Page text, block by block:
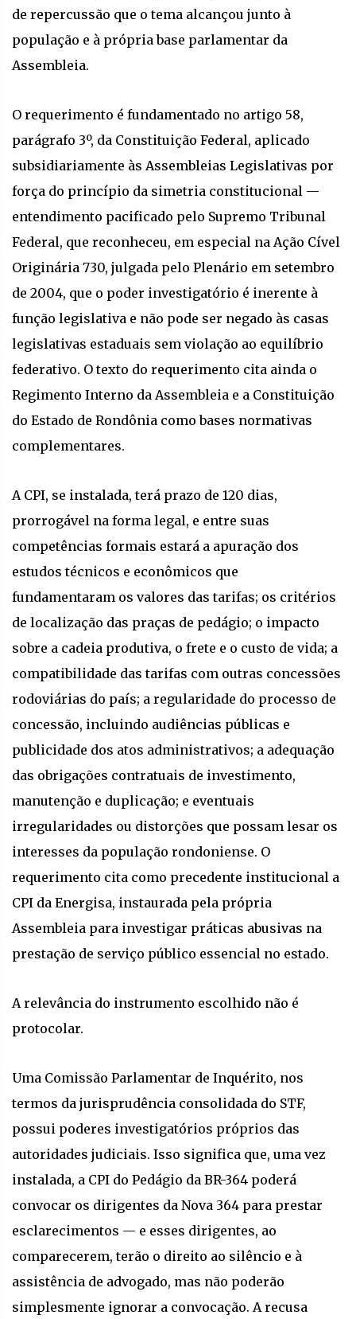
de repercussão que o tema alcançou junto à
população e à própria base parlamentar da
Assembleia.
O requerimento é fundamentado no artigo 58,
parágrafo 3º, da Constituição Federal, aplicado
subsidiariamente às Assembleias Legislativas por
força do princípio da simetria constitucional —
entendimento pacificado pelo Supremo Tribunal
Federal, que reconheceu, em especial na Ação Cível
Originária 730, julgada pelo Plenário em setembro
de 2004, que o poder investigatório é inerente à
função legislativa e não pode ser negado às casas
legislativas estaduais sem violação ao equilíbrio
federativo. O texto do requerimento cita ainda o
Regimento Interno da Assembleia e a Constituição
do Estado de Rondônia como bases normativas
complementares.
A CPI, se instalada, terá prazo de 120 dias,
prorrogável na forma legal, e entre suas
competências formais estará a apuração dos
estudos técnicos e econômicos que
fundamentaram os valores das tarifas; os critérios
de localização das praças de pedágio; o impacto
sobre a cadeia produtiva, o frete e o custo de vida; a
compatibilidade das tarifas com outras concessões
rodoviárias do país; a regularidade do processo de
concessão, incluindo audiências públicas e
publicidade dos atos administrativos; a adequação
das obrigações contratuais de investimento,
manutenção e duplicação; e eventuais
irregularidades ou distorções que possam lesar os
interesses da população rondoniense. O
requerimento cita como precedente institucional a
CPI da Energisa, instaurada pela própria
Assembleia para investigar práticas abusivas na
prestação de serviço público essencial no estado.
A relevância do instrumento escolhido não é
protocolar.
Uma Comissão Parlamentar de Inquérito, nos
termos da jurisprudência consolidada do STF,
possui poderes investigatórios próprios das
autoridades judiciais. Isso significa que, uma vez
instalada, a CPI do Pedágio da BR-364 poderá
convocar os dirigentes da Nova 364 para prestar
esclarecimentos — e esses dirigentes, ao
comparecerem, terão o direito ao silêncio e à
assistência de advogado, mas não poderão
simplesmente ignorar a convocação. A recusa